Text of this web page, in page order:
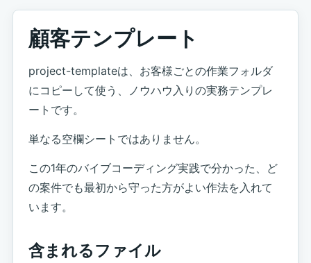
顧客テンプレート
project-templateは、お客様ごとの作業フォルダ
にコピーして使う、ノウハウ入りの実務テンプレ
ートです。
単なる空欄シートではありません。
この1年のバイブコーディング実践で分かった、ど
の案件でも最初から守った方がよい作法を入れて
います。
含まれるファイル